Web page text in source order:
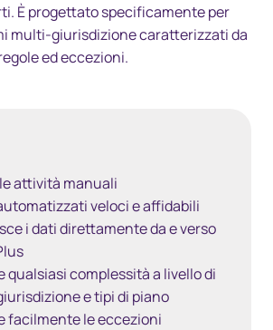
È progettato specificamente per
multi-giurisdizione caratterizzati da
ed eccezioni.
attività manuali
veloci e affidabili
i dati direttamente da e verso
qualsiasi complessità a livello di
e tipi di piano
facilmente le eccezioni